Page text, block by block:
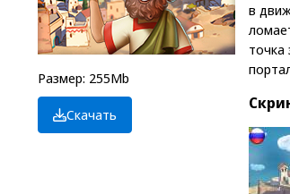
Размер: 255Mb
Скачать
в
точка